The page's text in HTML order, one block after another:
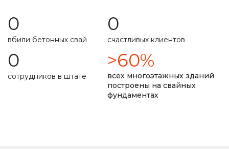
расчет несущей способности
долговечность фундамента прописана в договоре
замер уровня промерзания почвы
0
вбили бетонных свай
0
счастливых клиентов
0
сотрудников в штате
>60%
всех многоэтажных зданий
построены на свайных
фундаментах